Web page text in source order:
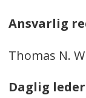
Ansvarlig
Thomas N.
Daglig